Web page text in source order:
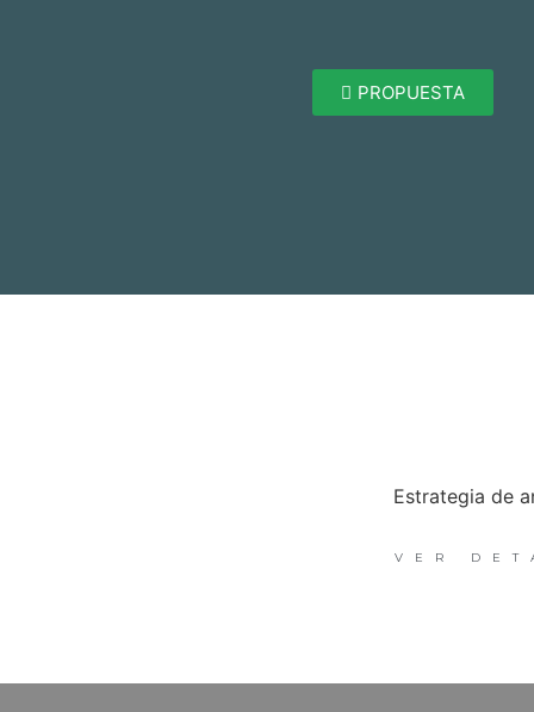
PROPUESTA
Estrategia de
VER